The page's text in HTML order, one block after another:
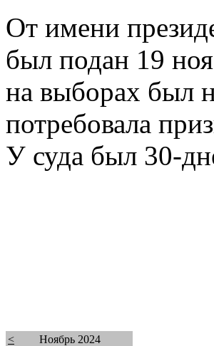
От имени
был подан 19
на выборах был
потребовала
У суда был 30-
<
Ноябрь 2024